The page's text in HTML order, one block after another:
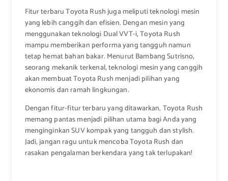
Fitur terbaru Toyota Rush juga meliputi teknologi mesin
yang lebih canggih dan efisien. Dengan mesin yang
menggunakan teknologi Dual VVT-i, Toyota Rush
mampu memberikan performa yang tangguh namun
tetap hemat bahan bakar. Menurut Bambang Sutrisno,
seorang mekanik terkenal, teknologi mesin yang canggih
akan membuat Toyota Rush menjadi pilihan yang
ekonomis dan ramah lingkungan.
Dengan fitur-fitur terbaru yang ditawarkan, Toyota Rush
memang pantas menjadi pilihan utama bagi Anda yang
menginginkan SUV kompak yang tangguh dan stylish.
Jadi, jangan ragu untuk mencoba Toyota Rush dan
rasakan pengalaman berkendara yang tak terlupakan!